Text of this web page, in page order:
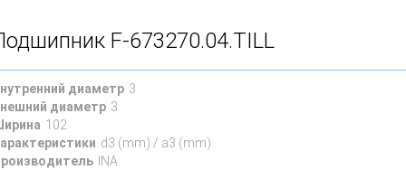
F-673270.04.TILL
диаметр 3
диаметр 3
102
d3 (mm) / a3 (mm)
INA